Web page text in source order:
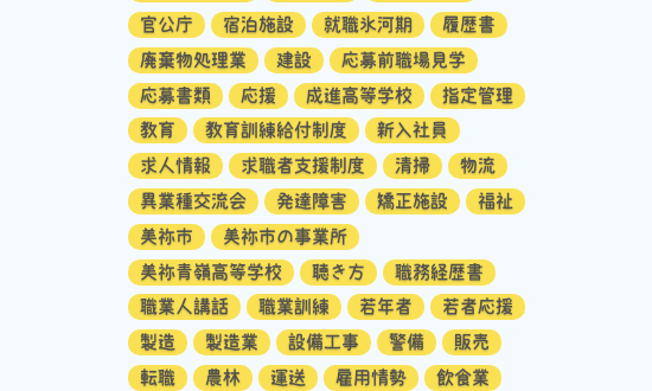
官公庁
宿泊施設 就職氷河期
履歴書
廃棄物処理業
建設
応募前職場見学
応募書類
応援 成進高等学校
指定管理
教育
教育訓練給付制度
新入社員
求人情報
求職者支援制度 清掃
物流
異業種交流会
発達障害 矯正施設
福祉
美祢市
美祢市の事業所
美祢青嶺高等学校
聴き方
職務経歴書
職業人講話
職業訓練 若年者
若者応援
製造
製造業 設備工事 警備
販売
転職
農林 運送 雇用情勢
飲食業